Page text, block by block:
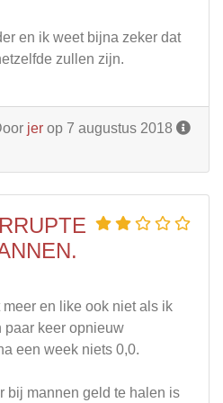
en ik weet bijna zeker dat
zullen zijn.
jer op 7 augustus 2018
en like ook niet als ik
paar keer opnieuw
een week niets 0,0.
bij mannen geld te halen is